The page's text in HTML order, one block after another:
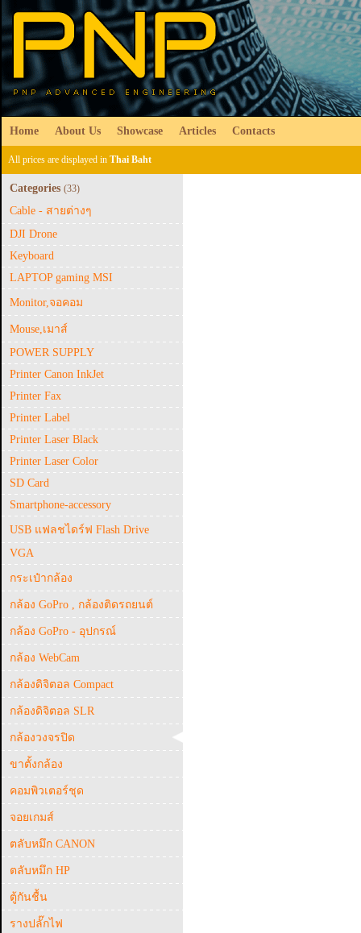
Home About Us Showcase Articles Contacts
All prices are displayed in Thai Baht
Categories (33)
Cable - สายต่างๆ
DJI Drone
Keyboard
LAPTOP gaming MSI
Monitor,จอคอม
Mouse,เมาส์
POWER SUPPLY
Printer Canon InkJet
Printer Fax
Printer Label
Printer Laser Black
Printer Laser Color
SD Card
Smartphone-accessory
USB แฟลชไดร์ฟ Flash Drive
VGA
กระเป๋ากล้อง
กล้อง GoPro , กล้องติดรถยนต์
กล้อง GoPro - อุปกรณ์
กล้อง WebCam
กล้องดิจิตอล Compact
กล้องดิจิตอล SLR
กล้องวงจรปิด
ขาตั้งกล้อง
คอมพิวเตอร์ชุด
จอยเกมส์
ตลับหมึก CANON
ตลับหมึก HP
ตู้กันชื้น
รางปลั๊กไฟ